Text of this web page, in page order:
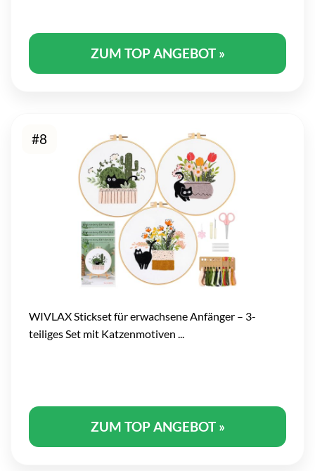
ZUM TOP ANGEBOT »
#8
WIVLAX Stickset für erwachsene Anfänger – 3-
teiliges Set mit Katzenmotiven ...
ZUM TOP ANGEBOT »